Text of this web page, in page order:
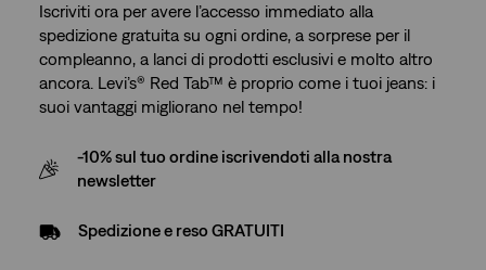
Iscriviti ora per avere l’accesso immediato alla
spedizione gratuita su ogni ordine, a sorprese per il
compleanno, a lanci di prodotti esclusivi e molto altro
ancora. Levi’s® Red Tab™ è proprio come i tuoi jeans: i
suoi vantaggi migliorano nel tempo!
-10% sul tuo ordine iscrivendoti alla nostra
newsletter
Spedizione e reso GRATUITI